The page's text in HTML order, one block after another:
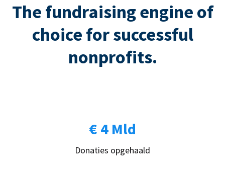
The fundraising engine of
choice for successful
nonprofits.
€ 4 Mld
Donaties opgehaald